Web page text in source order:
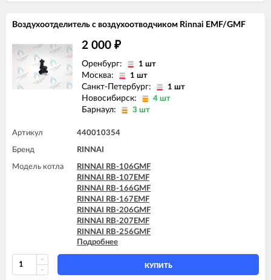
Воздухоотделитель с воздухоотводчиком Rinnai EMF/GMF
2 000 ₽
Оренбург: 1 шт
Москва: 1 шт
Санкт-Петербург: 1 шт
Новосибирск: 4 шт
Барнаул: 3 шт
Артикул 440010354
Бренд RINNAI
Модель котла
RINNAI RB-106GMF
RINNAI RB-107EMF
RINNAI RB-166GMF
RINNAI RB-167EMF
RINNAI RB-206GMF
RINNAI RB-207EMF
RINNAI RB-256GMF
RINNAI RB-257EMF
RINNAI RB-306GMF
RINNAI RB-307EMF
RINNAI RB-366GMF
Подробнее
КУПИТЬ